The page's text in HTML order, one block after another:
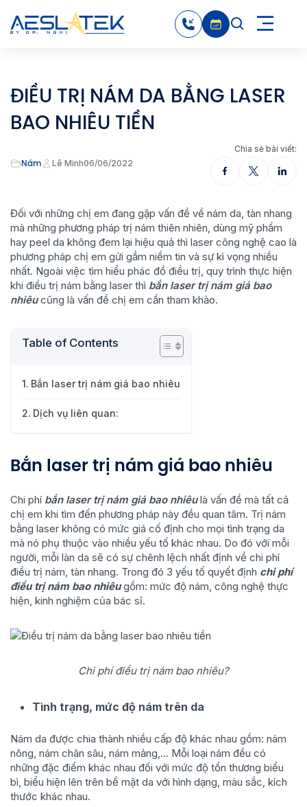
ĐIỀU TRỊ NÁM DA BẰNG LASER
BAO NHIÊU TIỀN
Nám Lê Minh06/06/2022
Chia sẻ bài viết:
Đối với những chị em đang gặp vấn đề về nám da, tàn nhang
mà những phương pháp trị nám thiên nhiên, dùng mỹ phẩm
hay peel da không đem lại hiệu quả thì laser công nghệ cao là
phương pháp chị em gửi gắm niềm tin và sự kì vọng nhiều
nhất. Ngoài việc tìm hiểu phác đồ điều trị, quy trình thực hiện
khi điều trị nám bằng laser thì bắn laser trị nám giá bao
nhiêu cũng là vấn đề chị em cần tham khảo.
Table of Contents
Bắn laser trị nám giá bao nhiêu
Dịch vụ liên quan:
Bắn laser trị nám giá bao nhiêu
Chi phí bắn laser trị nám giá bao nhiêulà vấn đề mà tất cả
chị em khi tìm đến phương pháp này đều quan tâm. Trị nám
bằng laser không có mức giá cố định cho mọi tình trạng da
mà nó phụ thuộc vào nhiều yếu tố khác nhau. Do đó với mỗi
người, mỗi làn da sẽ có sự chênh lệch nhất định về chi phí
điều trị nám, tàn nhang. Trong đó 3 yếu tố quyết định chi phí
điều trị nám bao nhiêugồm: mức độ nám, công nghệ thực
hiện, kinh nghiệm của bác sĩ.
Chi phí điều trị nám bao nhiêu?
Tình trạng, mức độ nám trên da
Nám da được chia thành nhiều cấp độ khác nhau gồm: nám
nông, nám chân sâu, nám mảng,… Mỗi loại nám đều có
những đặc điểm khác nhau đối với mức độ tổn thương biểu
bì, biểu hiện lên trên bề mặt da với hình dạng, màu sắc, kích
thước khác nhau.